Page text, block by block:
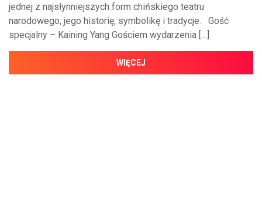
jednej z najsłynniejszych form chińskiego teatru
narodowego, jego historię, symbolikę i tradycje. Gość
specjalny – Kaining Yang Gościem wydarzenia […]
WIĘCEJ